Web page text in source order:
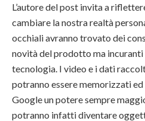
L’autore del post invita a
cambiare la nostra realtà
occhiali avranno trovato dei
novità del prodotto ma
tecnologia. I video e i dati
potranno essere memorizzati
Google un potere sempre
potranno infatti diventare